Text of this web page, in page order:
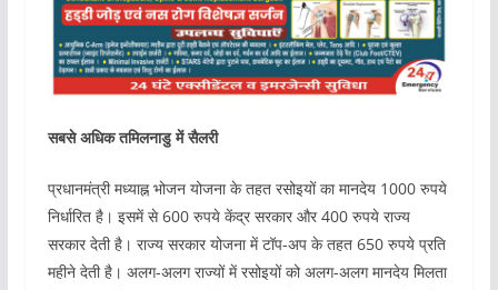
सबसे अधिक तमिलनाडु में सैलरी
प्रधानमंत्री मध्याह्न भोजन योजना के तहत रसोइयों का मानदेय 1000 रुपये
निर्धारित है। इसमें से 600 रुपये केंद्र सरकार और 400 रुपये राज्य
सरकार देती है। राज्य सरकार योजना में टॉप-अप के तहत 650 रुपये प्रति
महीने देती है। अलग-अलग राज्यों में रसोइयों को अलग-अलग मानदेय मिलता